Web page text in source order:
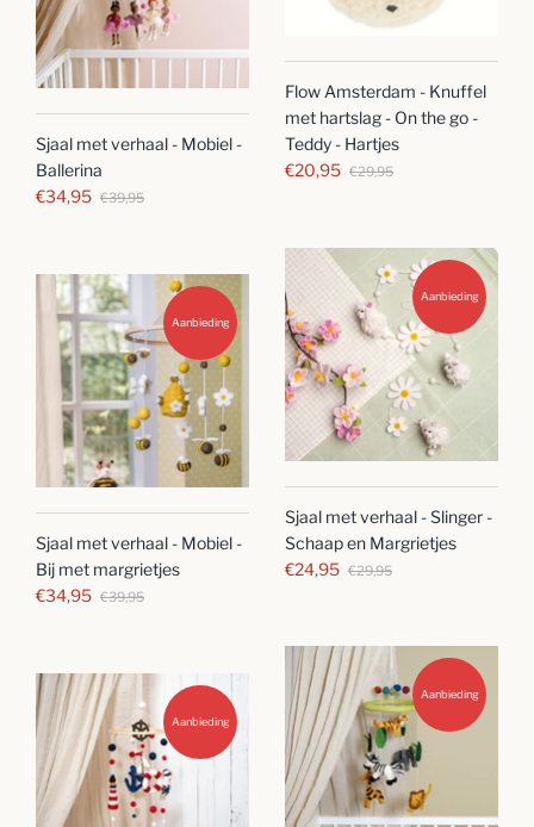
Flow Amsterdam - Knuffel
met hartslag - On the go -
Teddy - Hartjes
€20,95 €29,95
Sjaal met verhaal - Mobiel -
Ballerina
€34,95 €39,95
Aanbieding
Sjaal met verhaal - Slinger -
Schaap en Margrietjes
€24,95 €29,95
Aanbieding
Sjaal met verhaal - Mobiel -
Bij met margrietjes
€34,95 €39,95
Aanbieding
Aanbieding